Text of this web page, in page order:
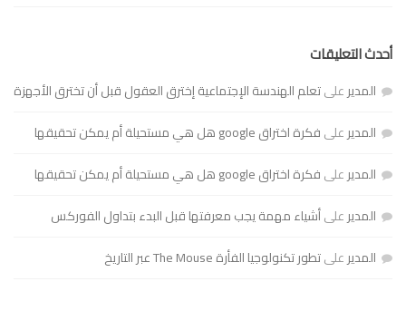
أحدث التعليقات
المديرعلىتعلم الهندسة الإجتماعية إخترق العقول قبل أن تخترق الأجهزة
المديرعلىفكرة اختراق google هل هي مستحيلة أم يمكن تحقيقها
المديرعلىفكرة اختراق google هل هي مستحيلة أم يمكن تحقيقها
المديرعلىأشياء مهمة يجب معرفتها قبل البدء بتداول الفوركس
المديرعلىتطور تكنولوجيا الفأرة The Mouse عبر التاريخ